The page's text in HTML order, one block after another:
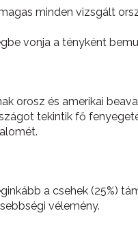
minden vizsgált
vonja a tényként
orosz és amerikai
tekintik fő
a csehek (25%)
vélemény.